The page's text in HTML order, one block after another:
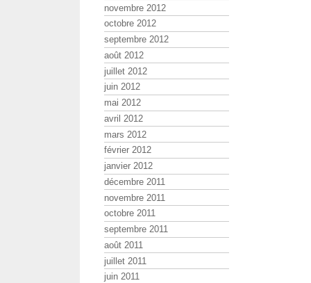
novembre 2012
octobre 2012
septembre 2012
août 2012
juillet 2012
juin 2012
mai 2012
avril 2012
mars 2012
février 2012
janvier 2012
décembre 2011
novembre 2011
octobre 2011
septembre 2011
août 2011
juillet 2011
juin 2011